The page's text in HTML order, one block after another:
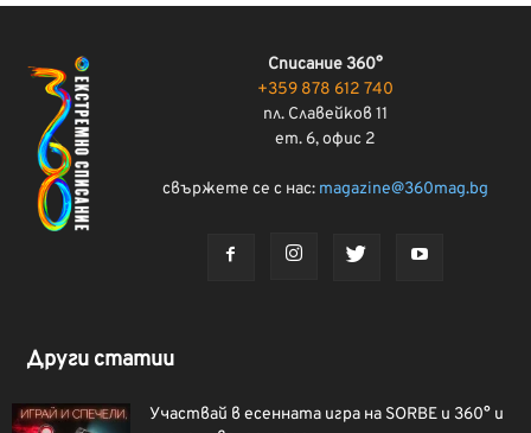
Списание 360°
+359 878 612 740
пл. Славейков 11
ет. 6, офис 2
свържете се с нас: magazine@360mag.bg
Други статии
Участвай в есенната игра на SORBE и 360° и